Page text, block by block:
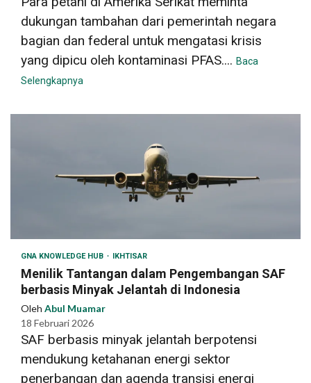
dukungan tambahan dari pemerintah negara
bagian dan federal untuk mengatasi krisis
yang dipicu oleh kontaminasi PFAS.... Baca
Selengkapnya
GNA KNOWLEDGE HUB IKHTISAR
Menilik Tantangan dalam Pengembangan SAF
berbasis Minyak Jelantah di Indonesia
Oleh Abul Muamar
18 Februari 2026
SAF berbasis minyak jelantah berpotensi
mendukung ketahanan energi sektor
penerbangan dan agenda transisi energi